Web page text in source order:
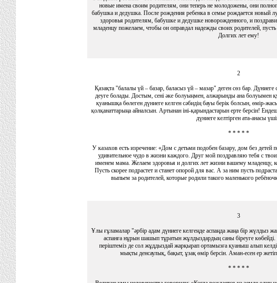
новые имена своим родителям, они теперь не молодожены, они
бабушка и дедушка. После рождения ребенка в семье рождается новый
здоровья родителям, бабушке и дедушке новорожденного, и
младенцу пожелаем, чтобы он оправдал надежды своих родителей,
Долгих лет ему!
2
Қазақта "балалы үй – базар, баласыз үй – мазар" деген сөз бар. Дүниеге
деуге болады. Достым, сені әке болуыңмен, алжарынды ана болуымен
қуанышқа бөлеген дүниеге келген сәбидің бауы берік болсын, өмір-
қолқанаттарыңа айналсын. Артынан іні-қарындастарын ерте берсін!
дүниеге келтірген ата-анасы
* * * * *
У казахов есть изречение: «Дом с детьми подобен базару, дом без
удивительное чудо в жизни каждого. Друг мой поздравляю тебя с
именем мама. Желаем здоровья и долгих лет жизни вашему младенцу,
Пусть скорее подрастет и станет опорой для вас. А за ним пусть
выпьем за родителей, которые родили такого маленького
3
Ұлы ғұламалар "әрбір адам дүниеге келгеңде аспаңда жаңа бір жүлдыз
аспанға нұрын шашып тұратын жұлдыздардың саны біреуге
періштеміз де сол жұддыздай жарқырап ортамызға қуаныш алып
мықты денсаулық, бақыт, ұзақ өмір берсін. Аман-есен ер
* * * * *